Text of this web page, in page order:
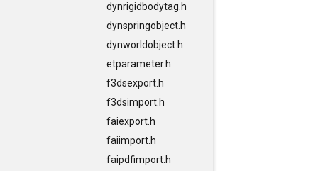
dynrigidbodytag.h
dynspringobject.h
dynworldobject.h
etparameter.h
f3dsexport.h
f3dsimport.h
faiexport.h
faiimport.h
faipdfimport.h